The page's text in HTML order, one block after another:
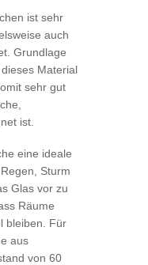
ist sehr
auch
Grundlage
Material
sehr gut
ist.
eine ideale
Sturm
Glas vor zu
Räume
bleiben. Für
aus
von 60